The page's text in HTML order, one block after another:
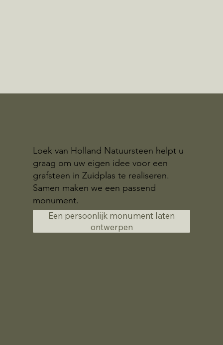
Loek van Holland Natuursteen helpt u
graag om uw eigen idee voor een
grafsteen in Zuidplas te realiseren.
Samen maken we een passend
monument.
Een persoonlijk monument laten
ontwerpen